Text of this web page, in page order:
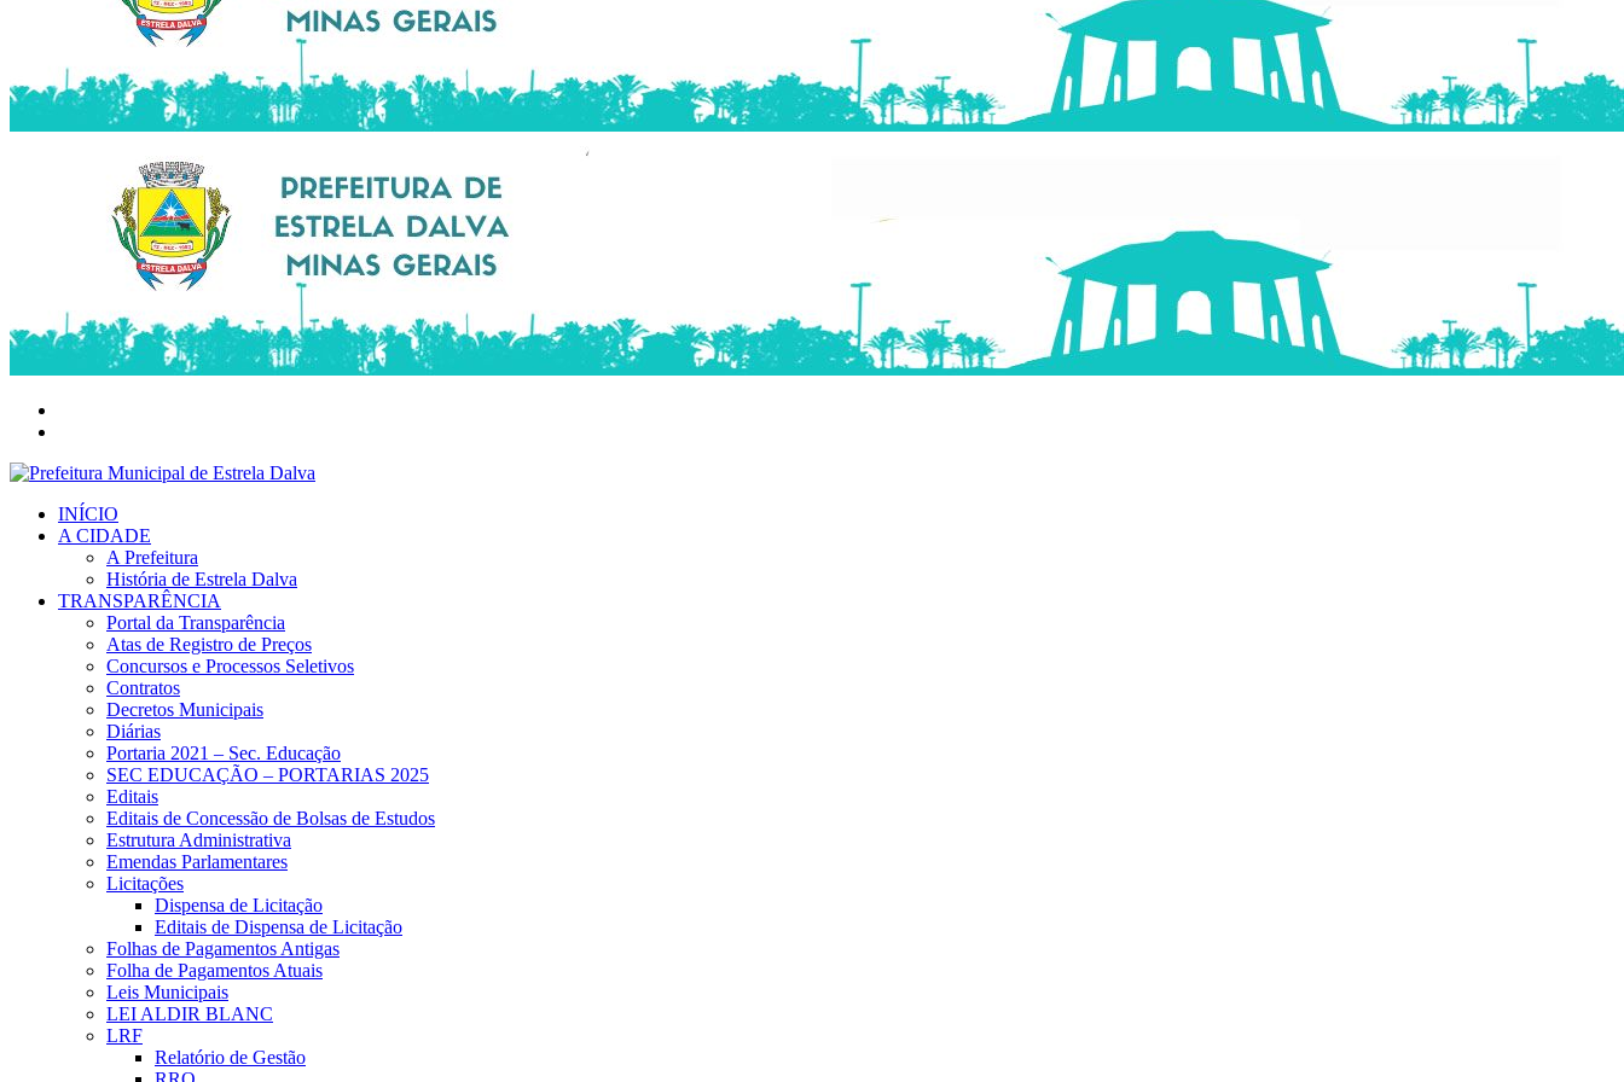
INÍCIO
A CIDADE
A Prefeitura
História de Estrela Dalva
TRANSPARÊNCIA
Portal da Transparência
Atas de Registro de Preços
Concursos e Processos Seletivos
Contratos
Decretos Municipais
Diárias
Portaria 2021 – Sec. Educação
SEC EDUCAÇÃO – PORTARIAS 2025
Editais
Editais de Concessão de Bolsas de Estudos
Estrutura Administrativa
Emendas Parlamentares
Licitações
Dispensa de Licitação
Editais de Dispensa de Licitação
Folhas de Pagamentos Antigas
Folha de Pagamentos Atuais
Leis Municipais
LEI ALDIR BLANC
LRF
Relatório de Gestão